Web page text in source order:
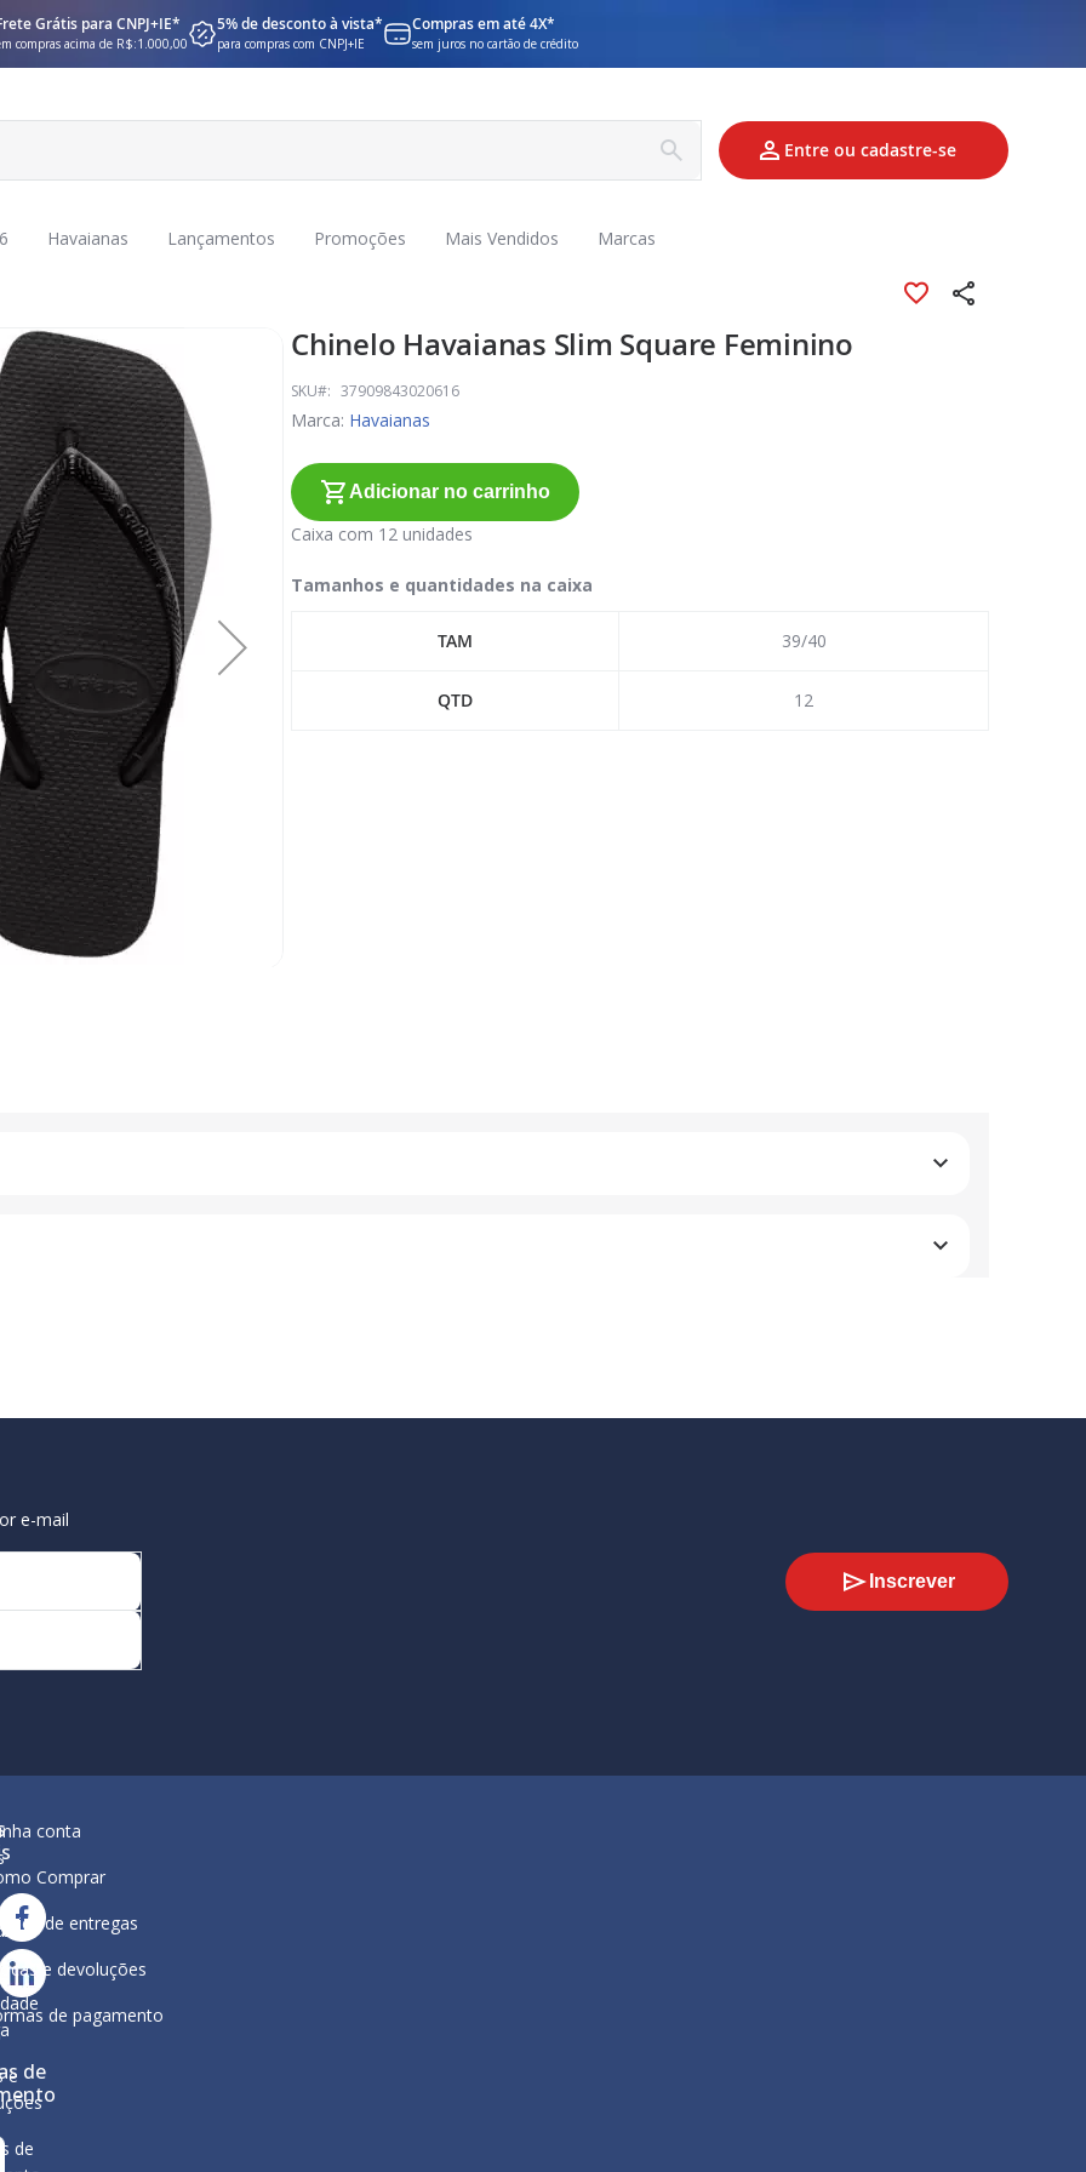
Grátis para CNPJ+IE*
compras acima de R$:1.000,00
5% de desconto à vista*
para compras com CNPJ+IE
Compras em até 4X*
sem juros no cartão de crédito
Entre ou cadastre-se
Havaianas Lançamentos Promoções Mais Vendidos Marcas
Chinelo Havaianas Slim Square Feminino
SKU 37909843020616
Marca: Havaianas
Adicionar no carrinho
Caixa com 12 unidades
Tamanhos e quantidades na caixa
TAM 39/40
QTD 12
e-mail
Inscrever
e
de
de
de
conta
Comprar
de entregas
e devoluções
de pagamento